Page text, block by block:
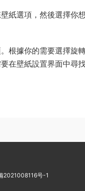
紙選項，然後選擇你
根據你的需要選擇旋
在壁紙設置界面中尋
2021008116号-1